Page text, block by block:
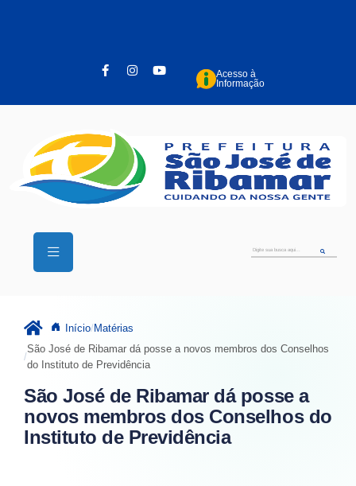
Acesso à
Informação
Início Matérias
São José de Ribamar dá posse a novos membros dos Conselhos
do Instituto de Previdência
São José de Ribamar dá posse a
novos membros dos Conselhos do
Instituto de Previdência